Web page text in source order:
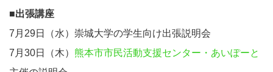
■出張講座
7⽉29⽇（⽔）崇城⼤学の学⽣向け出張説明会
7⽉30⽇（⽊） 熊本市市⺠活動⽀援センター・あいぽーと